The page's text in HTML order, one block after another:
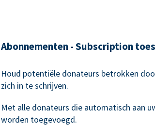
Abonnementen - Subscription
Houd potentiële donateurs betrokken
zich in te schrijven.
Met alle donateurs die automatisch aan
worden toegevoegd.